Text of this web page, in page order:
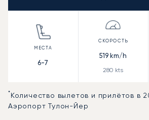
6-7
519 km/h
280 kts
*Количество вылетов и прилётов в
Аэропорт Тулон-Йер